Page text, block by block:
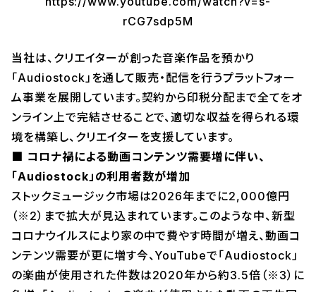
rCG7sdp5M
当社は、クリエイターが創った音楽作品を預かり
「Audiostock」を通して販売・配信を行うプラットフォー
ム事業を展開しています。契約から印税分配まで全てをオ
ンライン上で完結させることで、適切な収益を得られる環
境を構築し、クリエイターを支援しています。
■ コロナ禍による動画コンテンツ需要増に伴い、
「Audiostock」の利用者数が増加
ストックミュージック市場は2026年までに2,000億円
（※2）まで拡大が見込まれています。このような中、新型
コロナウイルスにより家の中で費やす時間が増え、動画コ
ンテンツ需要が更に増す今、YouTubeで「Audiostock」
の楽曲が使用された件数は2020年から約3.5倍（※3）に